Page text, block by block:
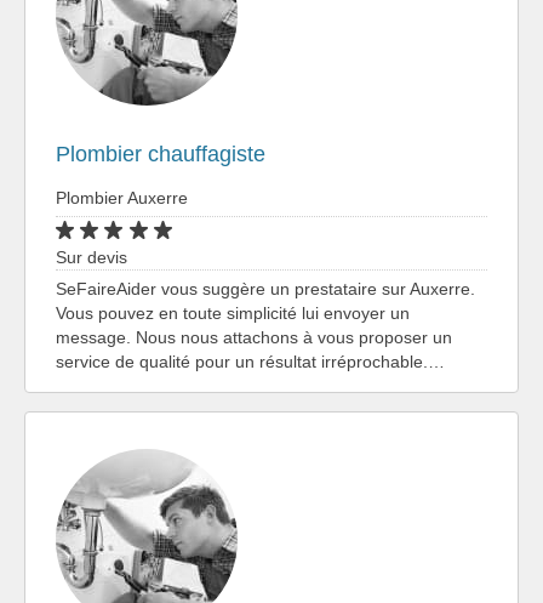
Plombier chauffagiste
Plombier Auxerre
Sur devis
SeFaireAider vous suggère un prestataire sur Auxerre.
Vous pouvez en toute simplicité lui envoyer un
message. Nous nous attachons à vous proposer un
service de qualité pour un résultat irréprochable.…